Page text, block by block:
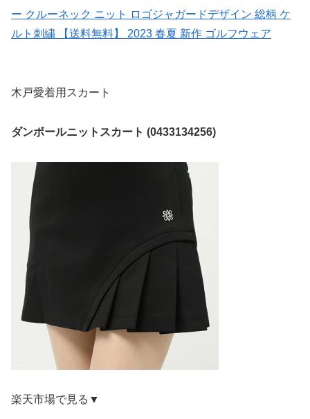
ー クルーネック ニット ロゴジャガードデザイン 総柄 ケ
ルト刺繍 【送料無料】 2023 春夏 新作 ゴルフウェア
木戸愛着用スカート
ダンボールニットスカート (0433134256)
楽天市場で見る▼